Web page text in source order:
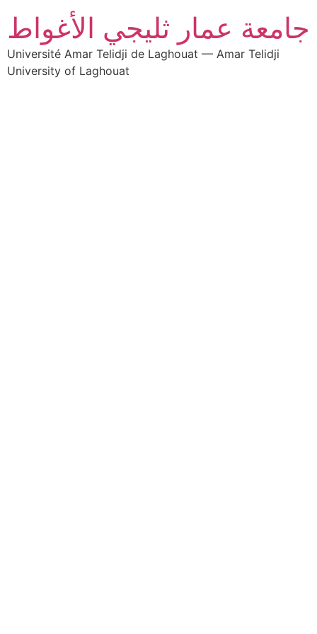
جامعة عمار ثليجي الأغواط
Université Amar Telidji de Laghouat — Amar Telidji
University of Laghouat